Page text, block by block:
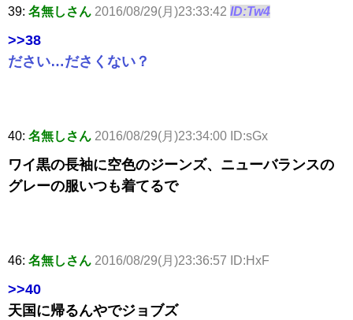
39: 名無しさん 2016/08/29(月)23:33:42 ID:Tw4
>>38
ださい…ださくない？
40: 名無しさん 2016/08/29(月)23:34:00 ID:sGx
ワイ黒の長袖に空色のジーンズ、ニューバランスの
グレーの服いつも着てるで
46: 名無しさん 2016/08/29(月)23:36:57 ID:HxF
>>40
天国に帰るんやでジョブズ